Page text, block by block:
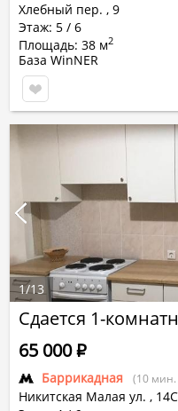
Хлебный пер. , 9
Этаж: 5 / 6
Площадь: 38 м2
База WinNER
Сдается 1-
Баррикадная (10
Никитская Малая ул. ,
65 000Р
1/13